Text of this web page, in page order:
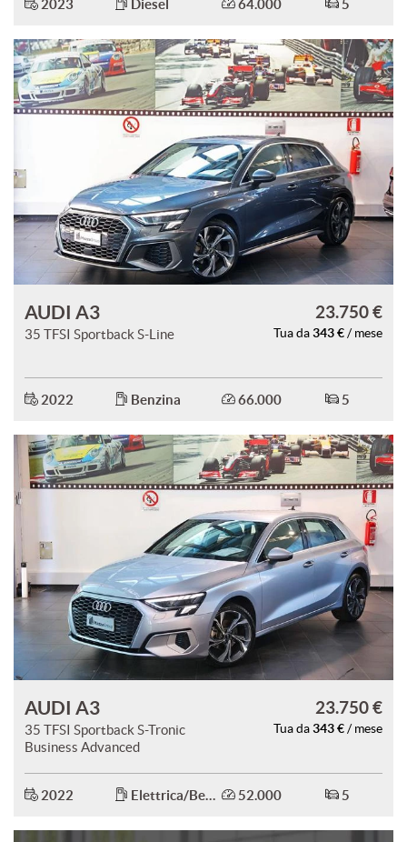
2023 Diesel 64.000 5
AUDI A3
35 TFSI Sportback S-Line
23.750 €
Tua da 343 € / mese
2022 Benzina 66.000 5
AUDI A3
35 TFSI Sportback S-Tronic
Business Advanced
23.750 €
Tua da 343 € / mese
2022 Elettrica/Benzina 52.000 5